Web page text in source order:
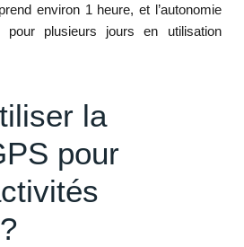
environ 1 heure, et l’autonomie
pour plusieurs jours en utilisation
la
pour